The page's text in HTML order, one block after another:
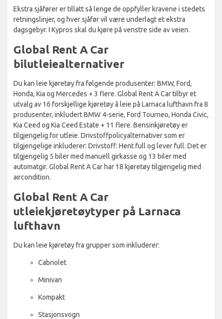
Ekstra sjåfører er tillatt så lenge de oppfyller kravene i stedets
retningslinjer, og hver sjåfør vil være underlagt et ekstra
dagsgebyr. I Kypros skal du kjøre på venstre side av veien.
Global Rent A Car
bilutleiealternativer
Du kan leie kjøretøy fra følgende produsenter: BMW, Ford,
Honda, Kia og Mercedes + 3 flere. Global Rent A Car tilbyr et
utvalg av 16 forskjellige kjøretøy å leie på Larnaca lufthavn fra 8
produsenter, inkludert BMW 4-serie, Ford Tourneo, Honda Civic,
Kia Ceed og Kia Ceed Estate + 11 flere. Bensinkjøretøy er
tilgjengelig for utleie. Drivstoffpolicyalternativer som er
tilgjengelige inkluderer: Drivstoff: Hent full og lever full. Det er
tilgjengelig 5 biler med manuell girkasse og 13 biler med
automatgir. Global Rent A Car har 18 kjøretøy tilgjengelig med
aircondition.
Global Rent A Car
utleiekjøretøytyper på Larnaca
lufthavn
Du kan leie kjøretøy fra grupper som inkluderer:
Cabriolet
Minivan
Kompakt
Stasjonsvogn